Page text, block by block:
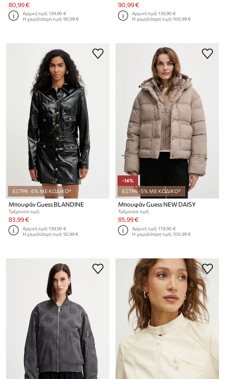
80,99 €
Αρχική τιμή:139,90 €
Η χαμηλότερη τιμή:90,99 €
90,99 €
Αρχική τιμή:139,90 €
Η χαμηλότερη τιμή:100,99 €
ΕΞΤΡΑ -5% ΜΕ ΚΩΔΙΚΟ*
Μπουφάν Guess BLANDINE
Τρέχουσα τιμή:
83,99 €
Αρχική τιμή:139,90 €
Η χαμηλότερη τιμή:92,99 €
-14%
ΕΞΤΡΑ -5% ΜΕ ΚΩΔΙΚΟ*
Μπουφάν Guess NEW DAISY
Τρέχουσα τιμή:
85,99 €
Αρχική τιμή:179,90 €
Η χαμηλότερη τιμή:100,99 €